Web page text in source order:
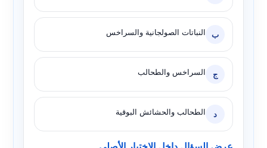
ب النباتات الصولجانية والسراخس
ج السراخس والطحالب
د الطحالب والحشائش البوقية